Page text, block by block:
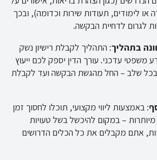
או לימודים, תעודות שירות וכדומה), ובכך
לגרום לדחיית הבקשה.
בתהליך: התהליך לקבלת רישיון נשק
משפטי עדכני. עורך הדין יספק לכם ייעוץ
בכל שלב – החל מהגשת הבקשה ועד לקבלת
: באמצעות ליווי מקצועי, תוכלו לחסוך זמן
מיותרות – במקום להיכשל בשל טעויות
אתם מקבלים את כל הכלים הדרושים